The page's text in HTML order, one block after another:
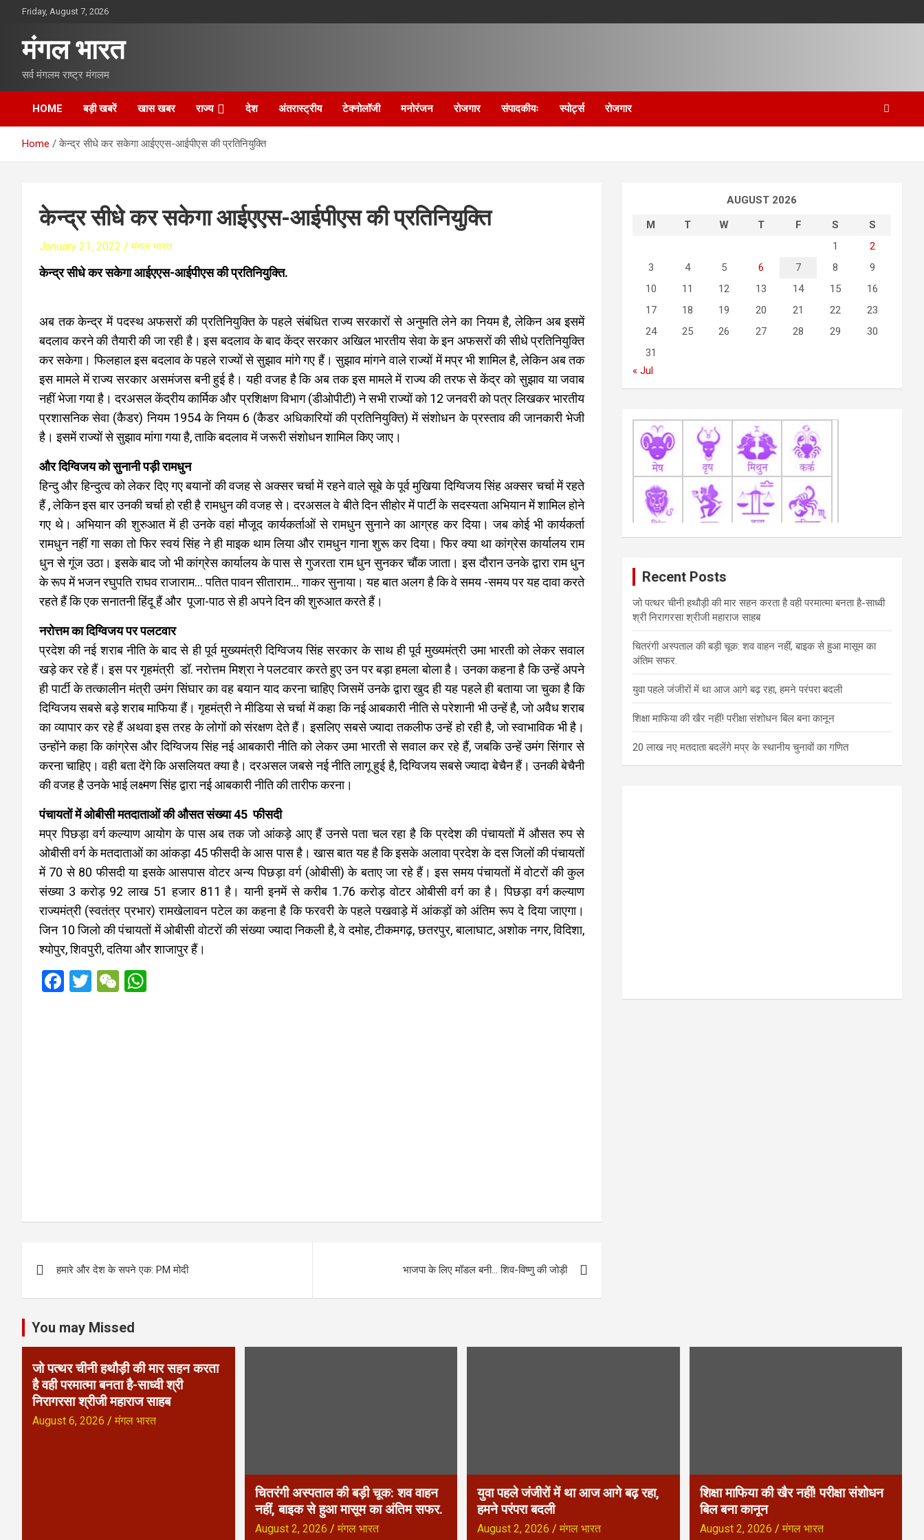
c
n
Friday, August 7, 2026
मंगल भारत
सर्व मंगलम राष्ट्र मंगलम
HOME बड़ी खबरें खास खबर राज्य देश अंतरास्ट्रीय टेक्नोलॉजी मनोरंजन रोजगार संपादकीयः स्पोर्ट्स रोजगार
Home केन्द्र सीधे कर सकेगा आईएएस-आईपीएस की प्रतिनियुक्ति
केन्द्र सीधे कर सकेगा आईएएस-आईपीएस की प्रतिनियुक्ति
January 21, 2022 मंगल भारत
केन्द्र सीधे कर सकेगा आईएएस-आईपीएस की प्रतिनियुक्ति.
अब तक केन्द्र में पदस्थ अफसरों की प्रतिनियुक्ति के पहले संबंधित राज्य सरकारों से अनुमति लेने का नियम है, लेकिन अब इसमें
बदलाव करने की तैयारी की जा रही है। इस बदलाव के बाद केंद्र सरकार अखिल भारतीय सेवा के इन अफसरों की सीधे प्रतिनियुक्ति
कर सकेगा। फिलहाल इस बदलाव के पहले राज्यों से सुझाव मांगे गए हैं। सुझाव मांगने वाले राज्यों में मप्र भी शामिल है, लेकिन अब तक
इस मामले में राज्य सरकार असमंजस बनी हुई है। यही वजह है कि अब तक इस मामले में राज्य की तरफ से केंद्र को सुझाव या जवाब
नहीं भेजा गया है। दरअसल केंद्रीय कार्मिक और प्रशिक्षण विभाग (डीओपीटी) ने सभी राज्यों को 12 जनवरी को पत्र लिखकर भारतीय
प्रशासनिक सेवा (कैडर) नियम 1954 के नियम 6 (कैडर अधिकारियों की प्रतिनियुक्ति) में संशोधन के प्रस्ताव की जानकारी भेजी
है। इसमें राज्यों से सुझाव मांगा गया है, ताकि बदलाव में जरूरी संशोधन शामिल किए जाए।
और दिग्विजय को सुनानी पड़ी रामधुन
हिन्दु और हिन्दुत्व को लेकर दिए गए बयानों की वजह से अक्सर चर्चा में रहने वाले सूबे के पूर्व मुखिया दिग्विजय सिंह अक्सर चर्चा में रहते
हैं , लेकिन इस बार उनकी चर्चा हो रही है रामधुन की वजह से। दरअसल वे बीते दिन सीहोर में पार्टी के सदस्यता अभियान में शामिल होने
गए थे। अभियान की शुरुआत में ही उनके वहां मौजूद कार्यकर्ताओं से रामधुन सुनाने का आग्रह कर दिया। जब कोई भी कार्यकर्ता
रामधुन नहीं गा सका तो फिर स्वयं सिंह ने ही माइक थाम लिया और रामधुन गाना शुरू कर दिया। फिर क्या था कांग्रेस कार्यालय राम
धुन से गूंज उठा। इसके बाद जो भी कांग्रेस कार्यालय के पास से गुजरता राम धुन सुनकर चौंक जाता। इस दौरान उनके द्वारा राम धुन
के रूप में भजन रघुपति राघव राजाराम… पतित पावन सीताराम… गाकर सुनाया। यह बात अलग है कि वे समय -समय पर यह दावा करते
रहते हैं कि एक सनातनी हिंदू हैं और पूजा-पाठ से ही अपने दिन की शुरुआत करते हैं।
नरोत्तम का दिग्विजय पर पलटवार
प्रदेश की नई शराब नीति के बाद से ही पूर्व मुख्यमंत्री दिग्विजय सिंह सरकार के साथ ही पूर्व मुख्यमंत्री उमा भारती को लेकर सवाल
खड़े कर रहे हैं। इस पर गृहमंत्री डॉ. नरोत्तम मिश्रा ने पलटवार करते हुए उन पर बड़ा हमला बोला है। उनका कहना है कि उन्हें अपने
ही पार्टी के तत्कालीन मंत्री उमंग सिंघार का वह बयान याद करना चाहिए जिसमें उनके द्वारा खुद ही यह पहले ही बताया जा चुका है कि
दिग्विजय सबसे बड़े शराब माफिया हैं। गृहमंत्री ने मीडिया से चर्चा में कहा कि नई आबकारी नीति से परेशानी भी उन्हें है, जो अवैध शराब
का व्यापार कर रहे हैं अथवा इस तरह के लोगों को संरक्षण देते हैं। इसलिए सबसे ज्यादा तकलीफ उन्हें हो रही है, जो स्वाभाविक भी है।
उन्होंने कहा कि कांग्रेस और दिग्विजय सिंह नई आबकारी नीति को लेकर उमा भारती से सवाल कर रहे हैं, जबकि उन्हें उमंग सिंगार से
करना चाहिए। वही बता देंगे कि असलियत क्या है। दरअसल जबसे नई नीति लागू हुई है, दिग्विजय सबसे ज्यादा बेचैन हैं। उनकी बेचैनी
की वजह है उनके भाई लक्ष्मण सिंह द्वारा नई आबकारी नीति की तारीफ करना।
पंचायतों में ओबीसी मतदाताओं की औसत संख्या 45 फीसदी
मप्र पिछड़ा वर्ग कल्याण आयोग के पास अब तक जो आंकड़े आए हैं उनसे पता चल रहा है कि प्रदेश की पंचायतों में औसत रुप से
ओबीसी वर्ग के मतदाताओं का आंकड़ा 45 फीसदी के आस पास है। खास बात यह है कि इसके अलावा प्रदेश के दस जिलों की पंचायतों
में 70 से 80 फीसदी या इसके आसपास वोटर अन्य पिछड़ा वर्ग (ओबीसी) के बताए जा रहे हैं। इस समय पंचायतों में वोटरों की कुल
संख्या 3 करोड़ 92 लाख 51 हजार 811 है। यानी इनमें से करीब 1.76 करोड़ वोटर ओबीसी वर्ग का है। पिछड़ा वर्ग कल्याण
राज्यमंत्री (स्वतंत्र प्रभार) रामखेलावन पटेल का कहना है कि फरवरी के पहले पखवाड़े में आंकड़ों को अंतिम रूप दे दिया जाएगा।
जिन 10 जिलो की पंचायतों में ओबीसी वोटरों की संख्या ज्यादा निकली है, वे दमोह, टीकमगढ़, छतरपुर, बालाघाट, अशोक नगर, विदिशा,
श्योपुर, शिवपुरी, दतिया और शाजापुर हैं।
F
T
W
s
t
n
a
v
हमारे और देश के सपने एक: PM मोदी भाजपा के लिए मॉडल बनी… शिव-विष्णु की जोड़ी
AUGUST 2026
M
T W T F S
S
1
2
3
4 5 6 7 8
9
10
11 12 13 14 15
16
17
18 19 20 21 22
23
24
25 26 27 28 29
30
31
« Jul
Recent Posts
जो पत्थर चीनी हथौड़ी की मार सहन करता है वही परमात्मा बनता है-साध्वी
श्री निरागरसा श्रीजी महाराज साहब
चितरंगी अस्पताल की बड़ी चूक: शव वाहन नहीं, बाइक से हुआ मासूम का
अंतिम सफर.
युवा पहले जंजीरों में था आज आगे बढ़ रहा, हमने परंपरा बदली
शिक्षा माफिया की खैर नहीं! परीक्षा संशोधन बिल बना कानून
20 लाख नए मतदाता बदलेंगे मप्र के स्थानीय चुनावों का गणित
You may Missed
जो पत्थर चीनी हथौड़ी की मार सहन करता
है वही परमात्मा बनता है-साध्वी श्री
निरागरसा श्रीजी महाराज साहब
August 6, 2026 मंगल भारत
चितरंगी अस्पताल की बड़ी चूक: शव वाहन
नहीं, बाइक से हुआ मासूम का अंतिम सफर.
August 2, 2026 मंगल भारत
युवा पहले जंजीरों में था आज आगे बढ़ रहा,
हमने परंपरा बदली
August 2, 2026 मंगल भारत
शिक्षा माफिया की खैर नहीं! परीक्षा संशोधन
बिल बना कानून
August 2, 2026 मंगल भारत